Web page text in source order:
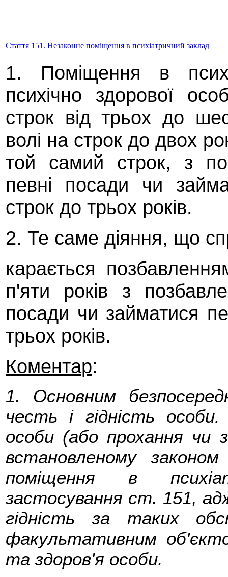
Стаття 151. Незаконне поміщення в психіатричний заклад
1. Поміщення в
психічно здорової
строк від трьох до
волі на строк до двох
той самий строк, з
певні посади чи
строк до трьох років.
2. Те саме діяння, що
карається
п'яти років з
посади чи займатися
трьох років.
Коментар:
1. Основним
честь і гідність особи.
особи (або прохання чи
встановленому
поміщення в
застосування ст. 151,
гідність за таких
факультативним
та здоров'я особи.